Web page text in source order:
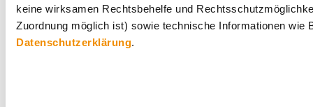
keine wirksamen Rechtsbehelfe und
Zuordnung möglich ist) sowie technische Informationen
Datenschutzerklärung.